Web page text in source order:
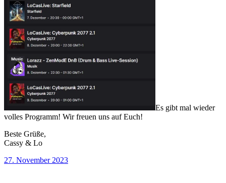
Es gibt mal wieder
volles Programm! Wir freuen uns auf Euch!
Beste Grüße,
Cassy & Lo
27. November 2023